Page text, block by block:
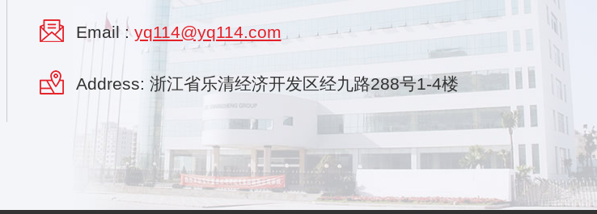
Email :yq114@yq114.com
Address: 浙江省乐清经济开发区经九路288号1-4楼